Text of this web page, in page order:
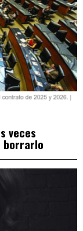
veces
borrarlo